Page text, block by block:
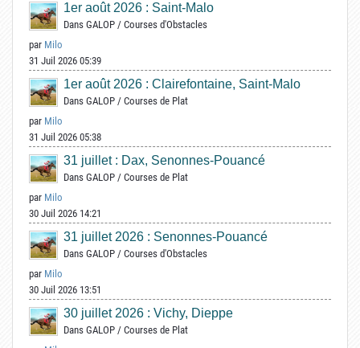
1er août 2026 : Saint-Malo
Dans GALOP / Courses d'Obstacles
par Milo
31 Juil 2026 05:39
1er août 2026 : Clairefontaine, Saint-Malo
Dans GALOP / Courses de Plat
par Milo
31 Juil 2026 05:38
31 juillet : Dax, Senonnes-Pouancé
Dans GALOP / Courses de Plat
par Milo
30 Juil 2026 14:21
31 juillet 2026 : Senonnes-Pouancé
Dans GALOP / Courses d'Obstacles
par Milo
30 Juil 2026 13:51
30 juillet 2026 : Vichy, Dieppe
Dans GALOP / Courses de Plat